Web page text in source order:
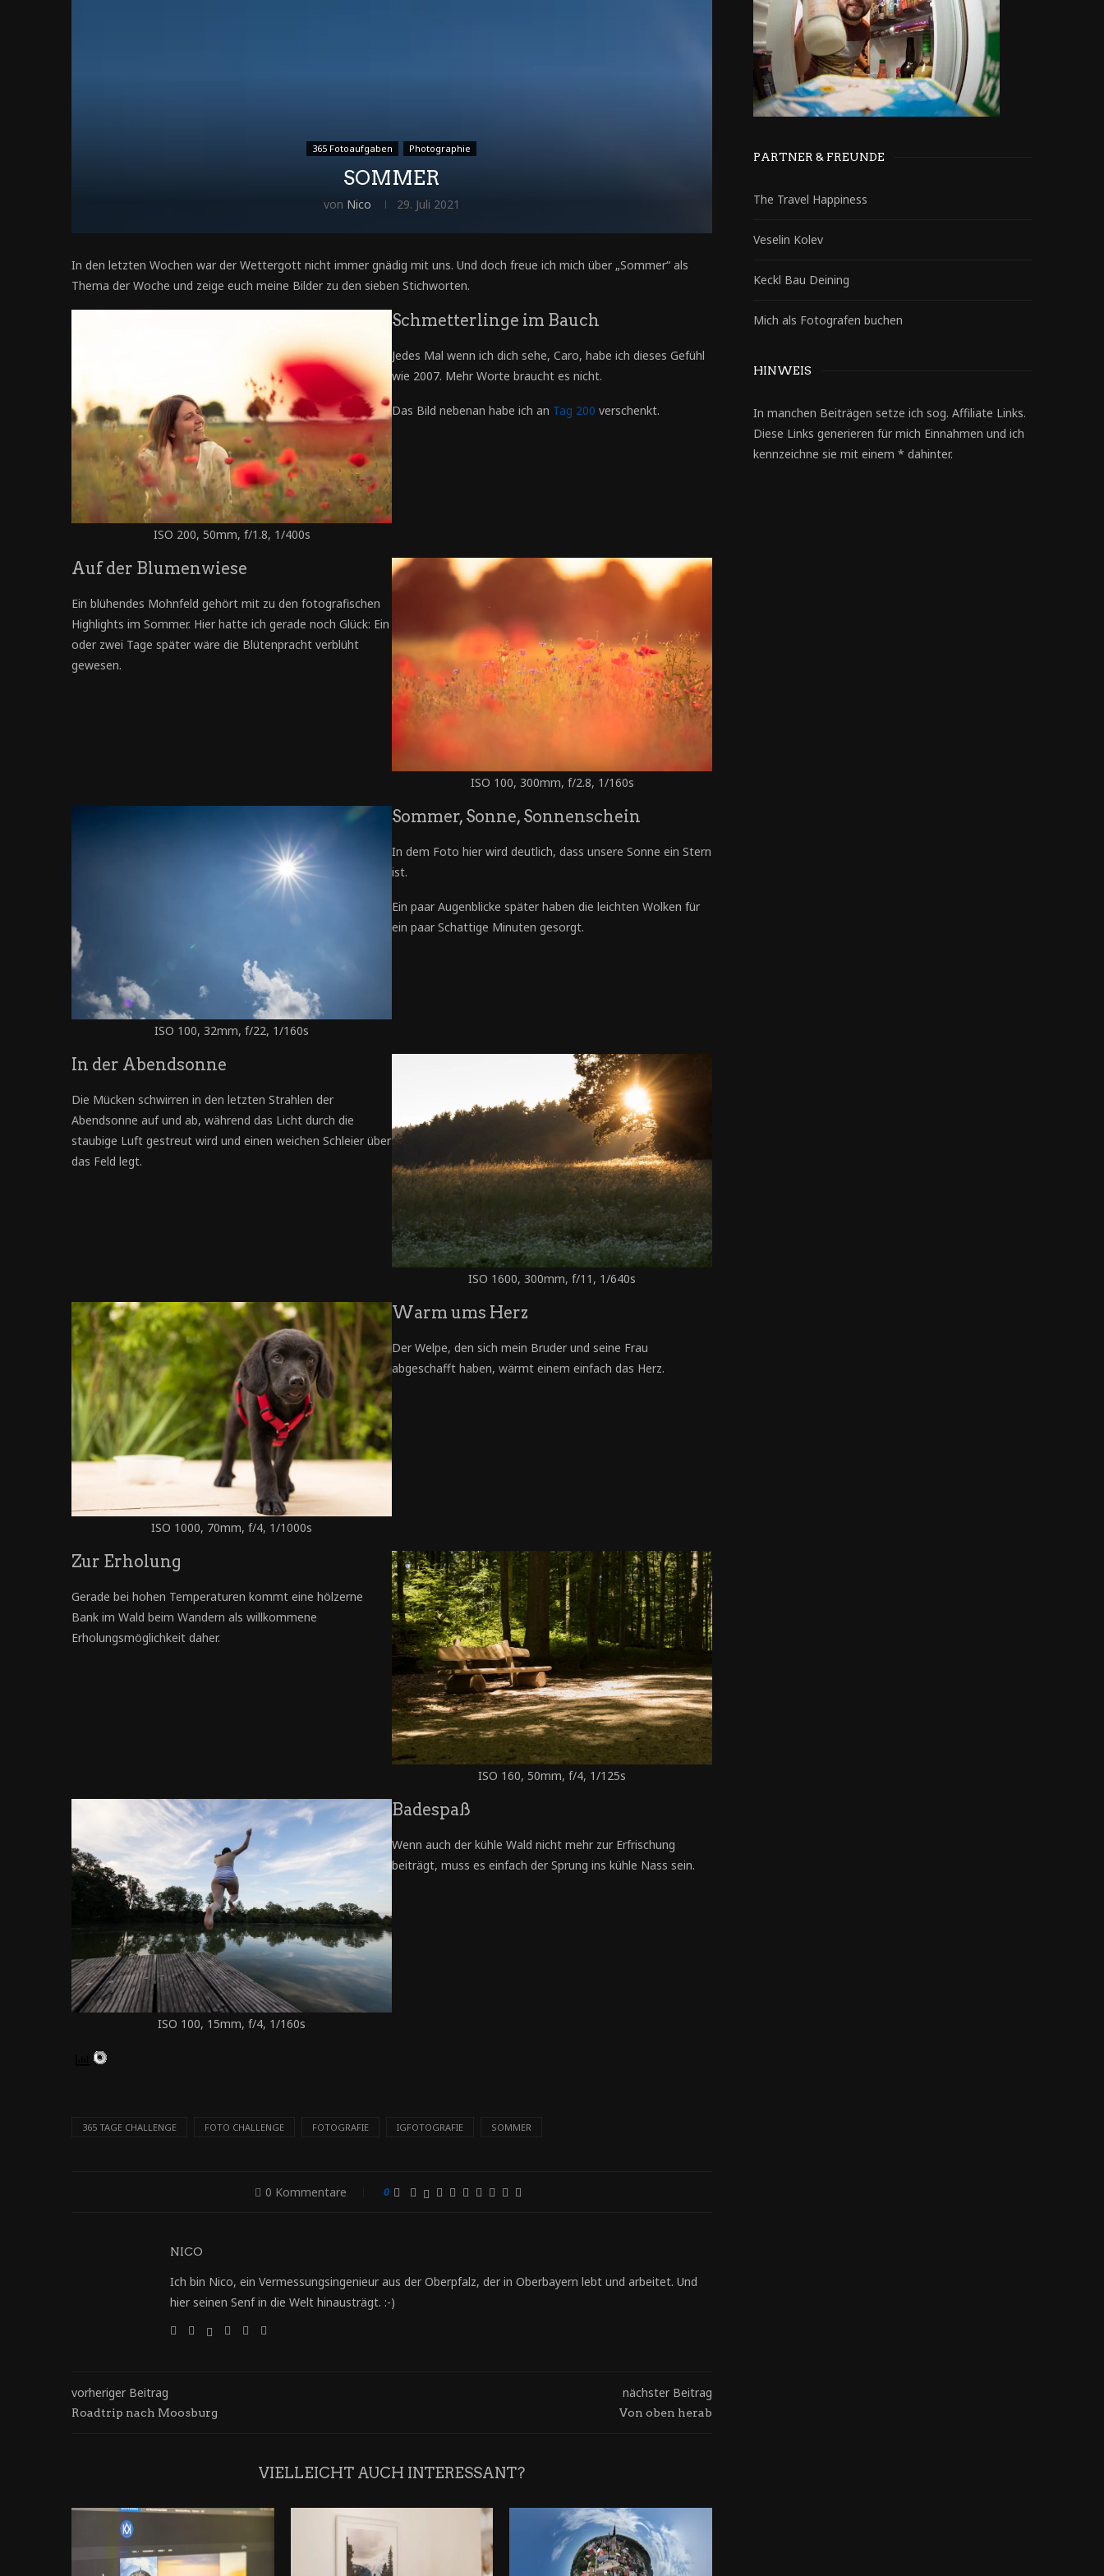
365 Fotoaufgaben Photographie
SOMMER
von Nico 29. Juli 2021
In den letzten Wochen war der Wettergott nicht immer gnädig mit uns. Und doch freue ich mich über „Sommer“ als
Thema der Woche und zeige euch meine Bilder zu den sieben Stichworten.
ISO 200, 50mm, f/1.8, 1/400s
Schmetterlinge im Bauch
Jedes Mal wenn ich dich sehe, Caro, habe ich dieses Gefühl
wie 2007. Mehr Worte braucht es nicht.
Das Bild nebenan habe ich an Tag 200 verschenkt.
Auf der Blumenwiese
Ein blühendes Mohnfeld gehört mit zu den fotografischen
Highlights im Sommer. Hier hatte ich gerade noch Glück: Ein
oder zwei Tage später wäre die Blütenpracht verblüht
gewesen.
ISO 100, 300mm, f/2.8, 1/160s
ISO 100, 32mm, f/22, 1/160s
Sommer, Sonne, Sonnenschein
In dem Foto hier wird deutlich, dass unsere Sonne ein Stern
ist.
Ein paar Augenblicke später haben die leichten Wolken für
ein paar Schattige Minuten gesorgt.
In der Abendsonne
Die Mücken schwirren in den letzten Strahlen der
Abendsonne auf und ab, während das Licht durch die
staubige Luft gestreut wird und einen weichen Schleier über
das Feld legt.
ISO 1600, 300mm, f/11, 1/640s
ISO 1000, 70mm, f/4, 1/1000s
Warm ums Herz
Der Welpe, den sich mein Bruder und seine Frau
abgeschafft haben, wärmt einem einfach das Herz.
Zur Erholung
Gerade bei hohen Temperaturen kommt eine hölzerne
Bank im Wald beim Wandern als willkommene
Erholungsmöglichkeit daher.
ISO 160, 50mm, f/4, 1/125s
ISO 100, 15mm, f/4, 1/160s
Badespaß
Wenn auch der kühle Wald nicht mehr zur Erfrischung
beiträgt, muss es einfach der Sprung ins kühle Nass sein.
365 TAGE CHALLENGE FOTO CHALLENGE FOTOGRAFIE IGFOTOGRAFIE SOMMER
0 Kommentare 0
NICO
Ich bin Nico, ein Vermessungsingenieur aus der Oberpfalz, der in Oberbayern lebt und arbeitet. Und
hier seinen Senf in die Welt hinausträgt. :-)
vorheriger Beitrag
Roadtrip nach Moosburg
nächster Beitrag
Von oben herab
VIELLEICHT AUCH INTERESSANT?
PARTNER & FREUNDE
The Travel Happiness
Veselin Kolev
Keckl Bau Deining
Mich als Fotografen buchen
HINWEIS
In manchen Beiträgen setze ich sog. Affiliate Links.
Diese Links generieren für mich Einnahmen und ich
kennzeichne sie mit einem * dahinter.